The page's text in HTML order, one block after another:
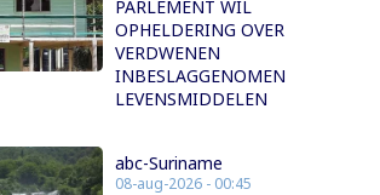
PARLEMENT WIL
OPHELDERING OVER
VERDWENEN
INBESLAGGENOMEN
LEVENSMIDDELEN
abc-Suriname
08-aug-2026 - 00:45